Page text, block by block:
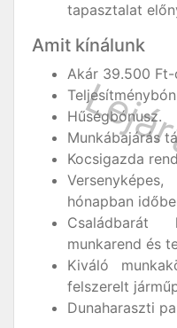
tapasztalat
Amit kínálunk
Akár 39.500
Hűségbónusz.
Munkábajárás
Kocsigazda
hónapban
munkarend és
Kiváló
felszerelt
Dunaharaszti